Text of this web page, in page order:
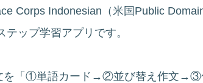
Corps Indonesian（米国Public
ップ学習アプリです。
を「①単語カード→②並び替え作文→③